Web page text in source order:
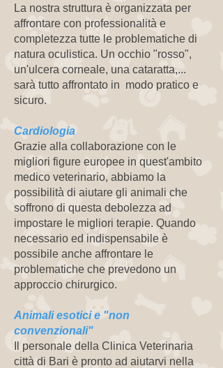
La nostra struttura è organizzata per
affrontare con professionalità e
completezza tutte le problematiche di
natura oculistica. Un occhio "rosso",
un'ulcera corneale, una cataratta,...
sarà tutto affrontato in modo pratico e
sicuro.
Cardiologia
Grazie alla collaborazione con le
migliori figure europee in quest'ambito
medico veterinario, abbiamo la
possibilità di aiutare gli animali che
soffrono di questa debolezza ad
impostare le migliori terapie. Quando
necessario ed indispensabile è
possibile anche affrontare le
problematiche che prevedono un
approccio chirurgico.
Animali esotici e "non
convenzionali"
Il personale della Clinica Veterinaria
città di Bari è pronto ad aiutarvi nella